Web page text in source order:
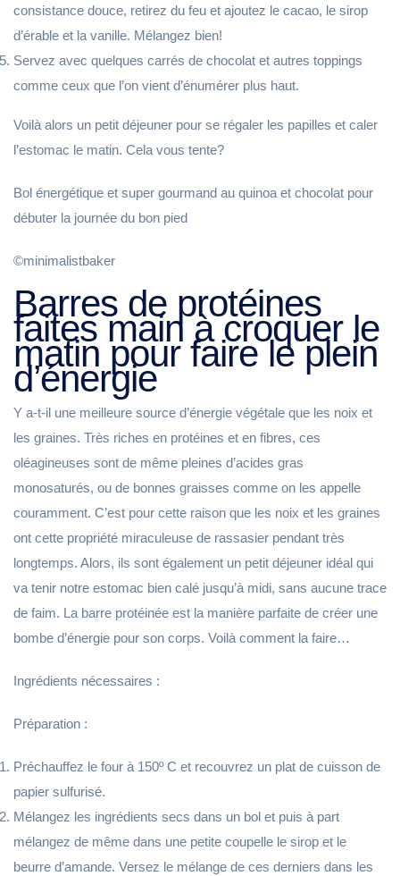
consistance douce, retirez du feu et ajoutez le cacao, le sirop
d’érable et la vanille. Mélangez bien!
Servez avec quelques carrés de chocolat et autres toppings
comme ceux que l’on vient d’énumérer plus haut.
Voilà alors un petit déjeuner pour se régaler les papilles et caler
l’estomac le matin. Cela vous tente?
Bol énergétique et super gourmand au quinoa et chocolat pour
débuter la journée du bon pied
©minimalistbaker
Barres de protéines
faites main à croquer le
matin pour faire le plein
d’énergie
Y a-t-il une meilleure source d’énergie végétale que les noix et
les graines. Très riches en protéines et en fibres, ces
oléagineuses sont de même pleines d’acides gras
monosaturés, ou de bonnes graisses comme on les appelle
couramment. C’est pour cette raison que les noix et les graines
ont cette propriété miraculeuse de rassasier pendant très
longtemps. Alors, ils sont également un petit déjeuner idéal qui
va tenir notre estomac bien calé jusqu’à midi, sans aucune trace
de faim. La barre protéinée est la manière parfaite de créer une
bombe d’énergie pour son corps. Voilà comment la faire…
Ingrédients nécessaires :
Préparation :
Préchauffez le four à 150º C et recouvrez un plat de cuisson de
papier sulfurisé.
Mélangez les ingrédients secs dans un bol et puis à part
mélangez de même dans une petite coupelle le sirop et le
beurre d’amande. Versez le mélange de ces derniers dans les